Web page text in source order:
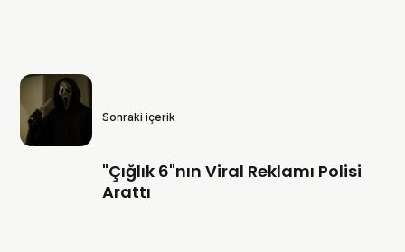
Sonraki içerik
"Çığlık 6"nın Viral Reklamı Polisi
Arattı